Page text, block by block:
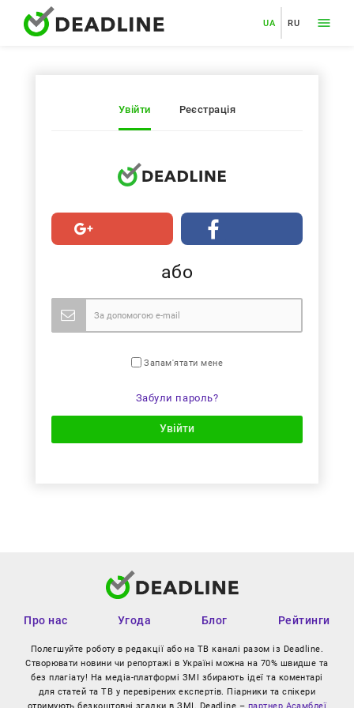
UA RU
Увійти Реєстрація
або
Запам'ятати мене
Забули пароль?
Увійти
Про нас Угода Блог Рейтинги
Полегшуйте роботу в редакції або на ТВ каналі разом із Deadline.
Створювати новини чи репортажі в Україні можна на 70% швидше та
без плагіату! На медіа-платформі ЗМІ збирають ідеї та коментарі
для статей та ТВ у перевірених експертів. Піарники та спікери